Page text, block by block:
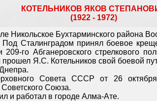
КОТЕЛЬНИКОВ ЯКОВ
(1922 - 1972)
Никольское Бухтарминского района
Сталинградом принял боевое
209-го Абганеровского стрелкового
прошел Я.С. Котельников свой боевой
Совета СССР от 26
Союза.
и работал в городе Алма-Ате.